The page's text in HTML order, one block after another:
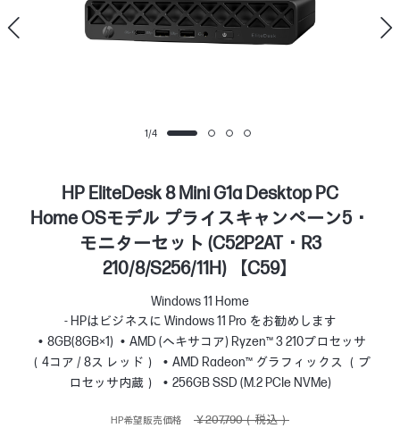
1/4
HP EliteDesk 8 Mini G1a Desktop PC
Home OSモデル プライスキャンペーン5・
モニターセット (C52P2AT・R3
210/8/S256/11H) 【C59】
Windows 11 Home
- HPはビジネスに Windows 11 Pro をお勧めします
8GB(8GB×1)
AMD (ヘキサコア) Ryzen™ 3 210プロセッサ
（4コア / 8ス レッド）
AMD Radeon™ グラフィックス （プ
ロセッサ内蔵）
256GB SSD (M.2 PCIe NVMe)
HP希望販売価格 ￥207,790（税込）